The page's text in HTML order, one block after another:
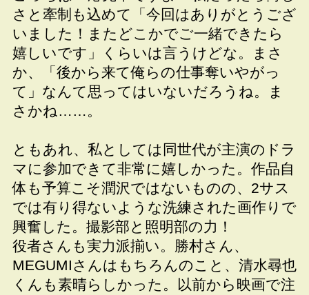
さと牽制も込めて「今回はありがとうござ
いました！またどこかでご一緒できたら
嬉しいです」くらいは言うけどな。まさ
か、「後から来て俺らの仕事奪いやがっ
て」なんて思ってはいないだろうね。ま
さかね……。
ともあれ、私としては同世代が主演のドラ
マに参加できて非常に嬉しかった。作品自
体も予算こそ潤沢ではないものの、2サス
では有り得ないような洗練された画作りで
興奮した。撮影部と照明部の力！
役者さんも実力派揃い。勝村さん、
MEGUMIさんはもちろんのこと、清水尋也
くんも素晴らしかった。以前から映画で注